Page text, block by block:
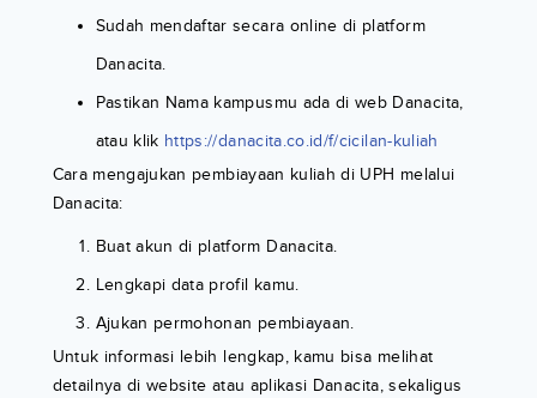
Sudah mendaftar secara online di platform
Danacita.
Pastikan Nama kampusmu ada di web Danacita,
atau klik https://danacita.co.id/f/cicilan-kuliah
Cara mengajukan pembiayaan kuliah di UPH melalui
Danacita:
Buat akun di platform Danacita.
Lengkapi data profil kamu.
Ajukan permohonan pembiayaan.
Untuk informasi lebih lengkap, kamu bisa melihat
detailnya di website atau aplikasi Danacita, sekaligus